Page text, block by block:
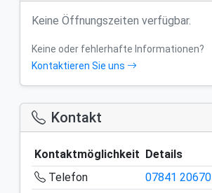
Keine Öffnungszeiten verfügbar.
Keine oder fehlerhafte Informationen?
Kontaktieren Sie uns
Kontakt
Kontaktmöglichkeit
Details
Telefon
07841 20670